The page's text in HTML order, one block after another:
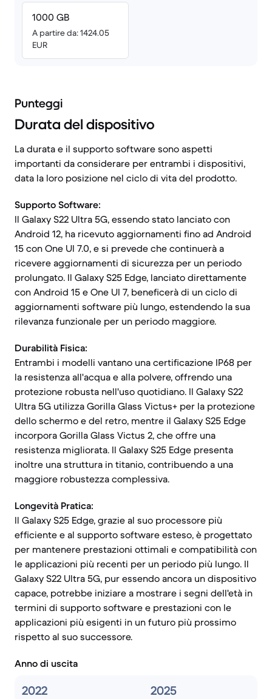
1000 GB
A partire da: 1424.05
EUR
Punteggi
Durata del dispositivo
La durata e il supporto software sono aspetti
importanti da considerare per entrambi i dispositivi,
data la loro posizione nel ciclo di vita del prodotto.
Supporto Software:
Il Galaxy S22 Ultra 5G, essendo stato lanciato con
Android 12, ha ricevuto aggiornamenti fino ad Android
15 con One UI 7.0, e si prevede che continuerà a
ricevere aggiornamenti di sicurezza per un periodo
prolungato. Il Galaxy S25 Edge, lanciato direttamente
con Android 15 e One UI 7, beneficerà di un ciclo di
aggiornamenti software più lungo, estendendo la sua
rilevanza funzionale per un periodo maggiore.
Durabilità Fisica:
Entrambi i modelli vantano una certificazione IP68 per
la resistenza all'acqua e alla polvere, offrendo una
protezione robusta nell'uso quotidiano. Il Galaxy S22
Ultra 5G utilizza Gorilla Glass Victus+ per la protezione
dello schermo e del retro, mentre il Galaxy S25 Edge
incorpora Gorilla Glass Victus 2, che offre una
resistenza migliorata. Il Galaxy S25 Edge presenta
inoltre una struttura in titanio, contribuendo a una
maggiore robustezza complessiva.
Longevità Pratica:
Il Galaxy S25 Edge, grazie al suo processore più
efficiente e al supporto software esteso, è progettato
per mantenere prestazioni ottimali e compatibilità con
le applicazioni più recenti per un periodo più lungo. Il
Galaxy S22 Ultra 5G, pur essendo ancora un dispositivo
capace, potrebbe iniziare a mostrare i segni dell'età in
termini di supporto software e prestazioni con le
applicazioni più esigenti in un futuro più prossimo
rispetto al suo successore.
Anno di uscita
2022 2025